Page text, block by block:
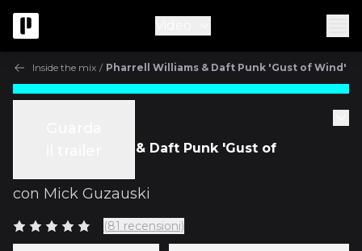
Inside the mix / Pharrell Williams & Daft Punk 'Gust of Wind'
Pharrell Williams & Daft Punk 'Gust of
con Mick Guzauski
(81 recensioni)